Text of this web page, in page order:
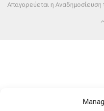
Απαγορεύεται η